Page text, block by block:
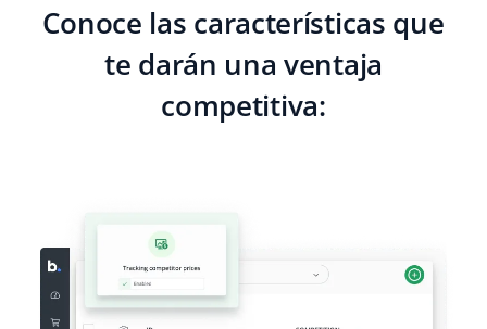
Conoce las características que
te darán una ventaja
competitiva: